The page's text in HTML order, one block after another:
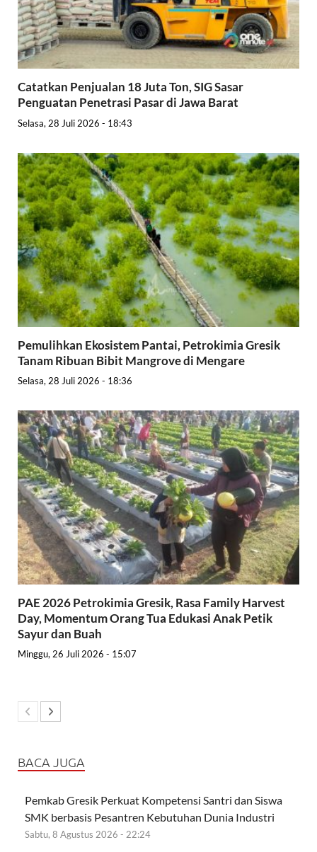
Catatkan Penjualan 18 Juta Ton, SIG Sasar
Penguatan Penetrasi Pasar di Jawa Barat
Selasa, 28 Juli 2026 - 18:43
Pemulihkan Ekosistem Pantai, Petrokimia Gresik
Tanam Ribuan Bibit Mangrove di Mengare
Selasa, 28 Juli 2026 - 18:36
PAE 2026 Petrokimia Gresik, Rasa Family Harvest
Day, Momentum Orang Tua Edukasi Anak Petik
Sayur dan Buah
Minggu, 26 Juli 2026 - 15:07
BACA JUGA
Pemkab Gresik Perkuat Kompetensi Santri dan Siswa
SMK berbasis Pesantren Kebutuhan Dunia Industri
Sabtu, 8 Agustus 2026 - 22:24